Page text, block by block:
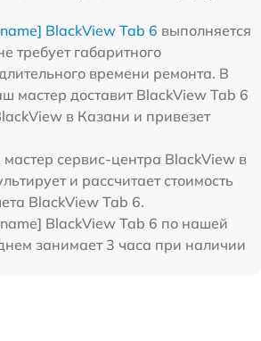
BlackView Tab 6 выполняется
требует габаритного
времени ремонта. В
мастер доставит BlackView Tab 6
в Казани и привезет
сервис-центра BlackView в
и рассчитает стоимость
BlackView Tab 6.
BlackView Tab 6 по нашей
занимает 3 часа при наличии